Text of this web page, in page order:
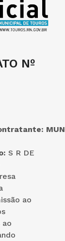
Nº
S R DE
ao
ao